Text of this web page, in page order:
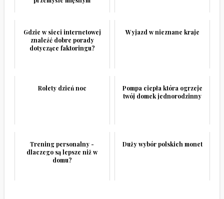
Gdzie w sieci internetowej
znaleźć dobre porady
dotyczące faktoringu?
Wyjazd w nieznane kraje
Rolety dzień noc
Pompa ciepła która ogrzeje
twój domek jednorodzinny
Trening personalny -
dlaczego są lepsze niż w
domu?
Duży wybór polskich monet